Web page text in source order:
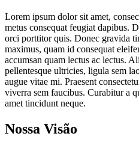
Lorem ipsum dolor sit amet,
metus consequat feugiat dapibus.
orci porttitor quis. Donec gravida
maximus, quam id consequat
accumsan quam lectus ac lectus.
pellentesque ultricies, ligula sem
augue vitae mi. Praesent
viverra sem faucibus. Curabitur a
amet tincidunt neque.
Nossa Visão